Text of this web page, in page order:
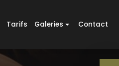
Tarifs Galeries Contact